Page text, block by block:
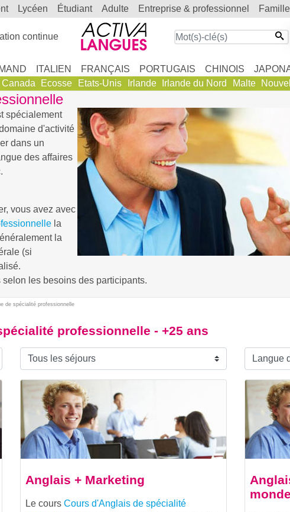
lycéen étudiant adulte entreprise & professionnel famille
continue
ITALIEN FRANÇAIS PORTUGAIS CHINOIS
Canada Ecosse Etats-Unis Irlande Irlande du Nord Malte
spécialement
d'activité
dans un
des affaires
vous avez avec
la
la
(si
les besoins des participants.
de spécialité professionnelle
professionnelle - +25 ans
Anglais + Marketing
Le cours Cours d'Anglais de spécialité